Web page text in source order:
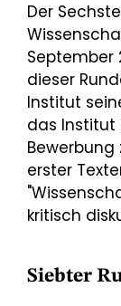
Der
September
dieser
Institut
das Institut
Bewerbung
erster
kritisch
Siebter